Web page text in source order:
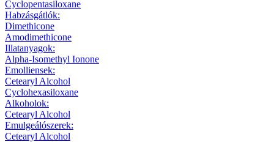
Cyclopentasiloxane
Habzásgátlók:
Dimethicone
Amodimethicone
Illatanyagok:
Alpha-Isomethyl Ionone
Emolliensek:
Cetearyl Alcohol
Cyclohexasiloxane
Alkoholok:
Cetearyl Alcohol
Emulgeálószerek:
Cetearyl Alcohol